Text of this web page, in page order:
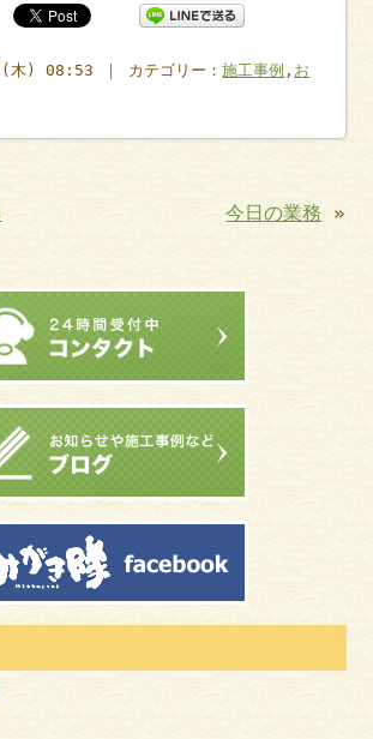
(木) 08:53 ｜ カテゴリー：施工事例 , お
今日の業務»